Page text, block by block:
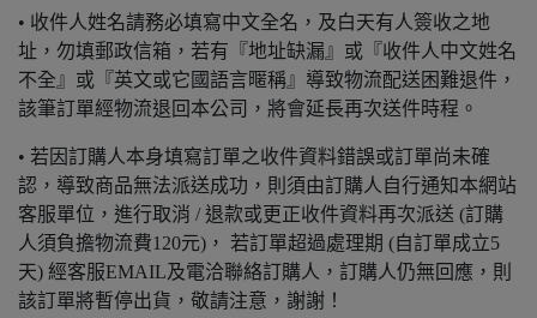
• 收件人姓名請務必填寫中文全名，及白天有人簽收之地
址，勿填郵政信箱，若有『地址缺漏』或『收件人中文姓名
不全』或『英文或它國語言暱稱』導致物流配送困難退件，
該筆訂單經物流退回本公司，將會延長再次送件時程。
• 若因訂購人本身填寫訂單之收件資料錯誤或訂單尚未確
認，導致商品無法派送成功，則須由訂購人自行通知本網站
客服單位，進行取消 / 退款或更正收件資料再次派送 (訂購
人須負擔物流費120元)， 若訂單超過處理期 (自訂單成立5
天) 經客服EMAIL及電洽聯絡訂購人，訂購人仍無回應，則
該訂單將暫停出貨，敬請注意，謝謝！